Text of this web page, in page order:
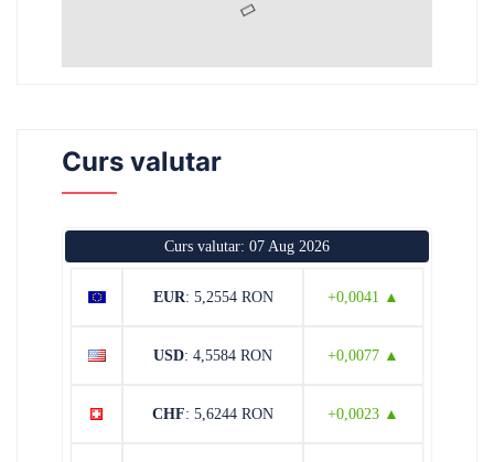
Curs valutar
Curs valutar: 07 Aug 2026
EUR: 5,2554 RON +0,0041 ▲
USD: 4,5584 RON +0,0077 ▲
CHF: 5,6244 RON +0,0023 ▲